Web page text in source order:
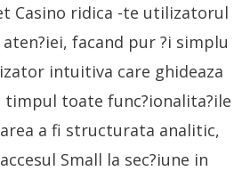
Casino ridica -te utilizatorul
facand pur ?i simplu
intuitiva care ghideaza
timpul toate func?ionalita?ile
a fi structurata analitic,
Small la sec?iune in